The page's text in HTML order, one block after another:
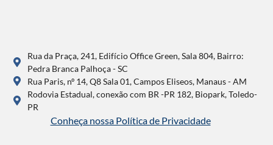
Rua da Praça, 241, Edifício Office Green, Sala 804, Bairro:
Pedra Branca Palhoça - SC
Rua Paris, nº 14, Q8 Sala 01, Campos Eliseos, Manaus - AM
Rodovia Estadual, conexão com BR -PR 182, Biopark, Toledo-
PR
Conheça nossa Política de Privacidade